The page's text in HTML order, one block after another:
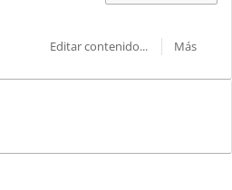
Editar contenido...
Más